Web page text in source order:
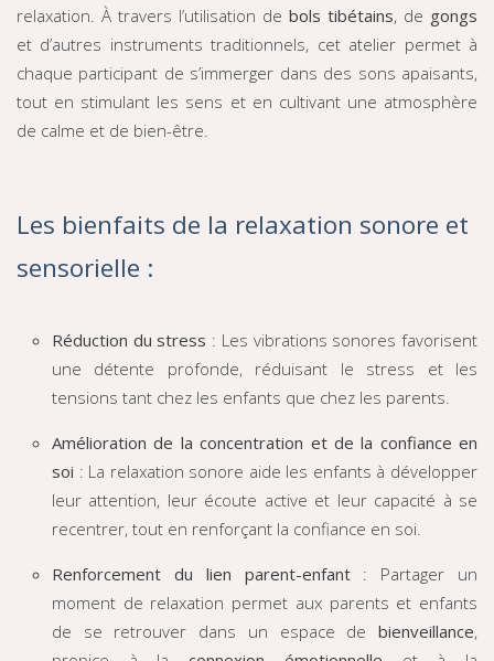
relaxation. À travers l’utilisation de bols tibétains, de gongs
et d’autres instruments traditionnels, cet atelier permet à
chaque participant de s’immerger dans des sons apaisants,
tout en stimulant les sens et en cultivant une atmosphère
de calme et de bien-être.
Les bienfaits de la relaxation sonore et
sensorielle :
Réduction du stress : Les vibrations sonores favorisent
une détente profonde, réduisant le stress et les
tensions tant chez les enfants que chez les parents.
Amélioration de la concentration et de la confiance en
soi : La relaxation sonore aide les enfants à développer
leur attention, leur écoute active et leur capacité à se
recentrer, tout en renforçant la confiance en soi.
Renforcement du lien parent-enfant: Partager un
moment de relaxation permet aux parents et enfants
de se retrouver dans un espace de bienveillance,